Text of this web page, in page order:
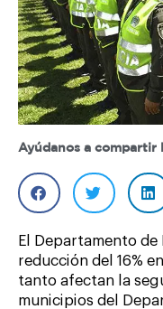
Ayúdanos a compartir
El Departamento
reducción del 16%
tanto afectan la
municipios del